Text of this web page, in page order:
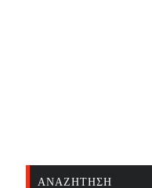
ΑΝΑΖΉΤΗΣΗ